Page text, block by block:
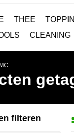
THEE
CLEANING
filteren